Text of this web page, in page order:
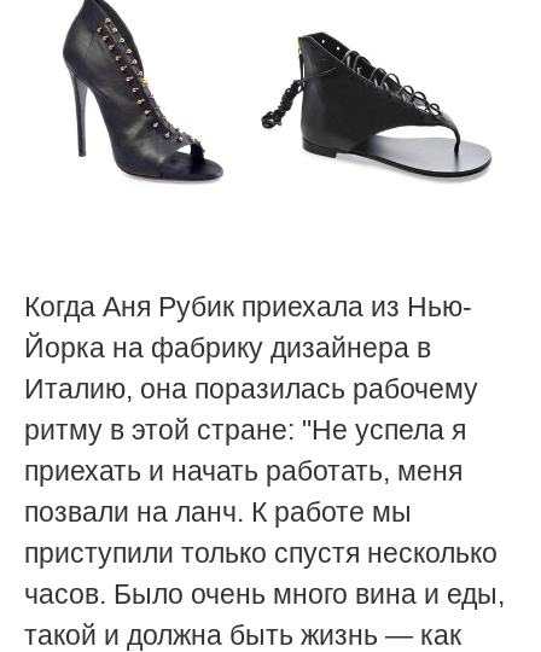
Когда Аня Рубик приехала из Нью-
Йорка на фабрику дизайнера в
Италию, она поразилась рабочему
ритму в этой стране: "Не успела я
приехать и начать работать, меня
позвали на ланч. К работе мы
приступили только спустя несколько
часов. Было очень много вина и еды,
такой и должна быть жизнь — как